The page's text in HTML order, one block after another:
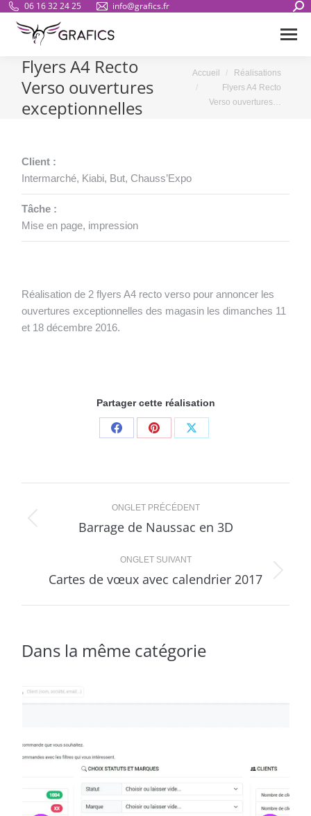
06 16 32 24 25 info@grafics.fr
Flyers A4 Recto
Verso ouvertures
exceptionnelles
Vous êtes ici :
Accueil
Réalisations
Flyers A4 Recto
Verso ouvertures…
Client :
Intermarché, Kiabi, But, Chauss’Expo
Tâche :
Mise en page, impression
Réalisation de 2 flyers A4 recto verso pour annoncer les
ouvertures exceptionnelles des magasin les dimanches 11
et 18 décembre 2016.
Partager cette réalisation
Share
Share
Share
Navigation
de
commentaire
ONGLET PRÉCÉDENT
Onglet
Barrage de Naussac en 3D
ONGLET SUIVANT
Projets
Cartes de vœux avec calendrier 2017
Dans la même catégorie